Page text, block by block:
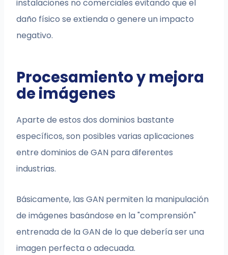
instalaciones no comerciales evitando que el
daño físico se extienda o genere un impacto
negativo.
Procesamiento y mejora
de imágenes
Aparte de estos dos dominios bastante
específicos, son posibles varias aplicaciones
entre dominios de GAN para diferentes
industrias.
Básicamente, las GAN permiten la manipulación
de imágenes basándose en la "comprensión"
entrenada de la GAN de lo que debería ser una
imagen perfecta o adecuada.